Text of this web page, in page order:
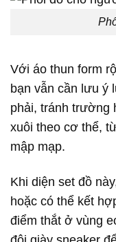
Với áo thun form
bạn vẫn cần lưu ý
phải, tránh trường
xuôi theo cơ thể,
mập mạp.
Khi diện set đồ
hoặc có thể kết
điểm thắt ở vùng